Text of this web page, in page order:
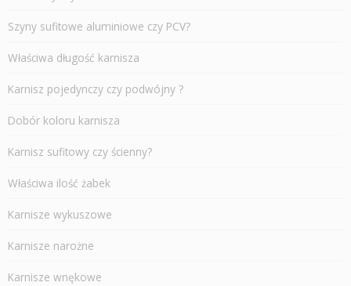
Szyny sufitowe aluminiowe czy PCV?
Właściwa długość karnisza
Karnisz pojedynczy czy podwójny ?
Dobór koloru karnisza
Karnisz sufitowy czy ścienny?
Właściwa ilość żabek
Karnisze wykuszowe
Karnisze narożne
Karnisze wnękowe